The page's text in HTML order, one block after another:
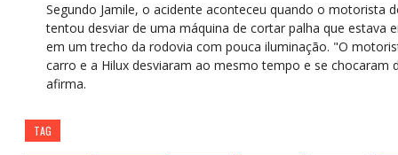
Segundo Jamile, o acidente aconteceu quando o motorista
tentou desviar de uma máquina de cortar palha que estava
em um trecho da rodovia com pouca iluminação. "O
carro e a Hilux desviaram ao mesmo tempo e se chocaram
afirma.
TAG